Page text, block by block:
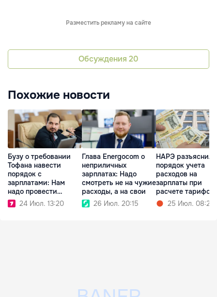
Разместить рекламу на сайте
Обсуждения 20
Похожие новости
Бузу о требовании
Тофана навести
порядок с
зарплатами: Нам
надо провести
чистку24 Июл. 13:20
Глава Energocom о
неприличных
зарплатах: Надо
смотреть не на чужие
расходы, а на свои
26 Июл. 20:15
НАРЭ разъяснило
порядок учета
расходов на
зарплаты при
расчете тарифов
25 Июл. 08:25